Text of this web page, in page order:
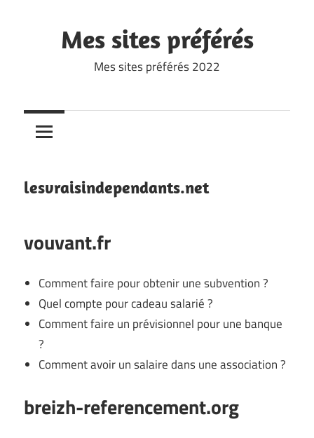
Mes sites préférés
Mes sites préférés 2022
lesvraisindependants.net
vouvant.fr
Comment faire pour obtenir une subvention ?
Quel compte pour cadeau salarié ?
Comment faire un prévisionnel pour une banque
?
Comment avoir un salaire dans une association ?
breizh-referencement.org